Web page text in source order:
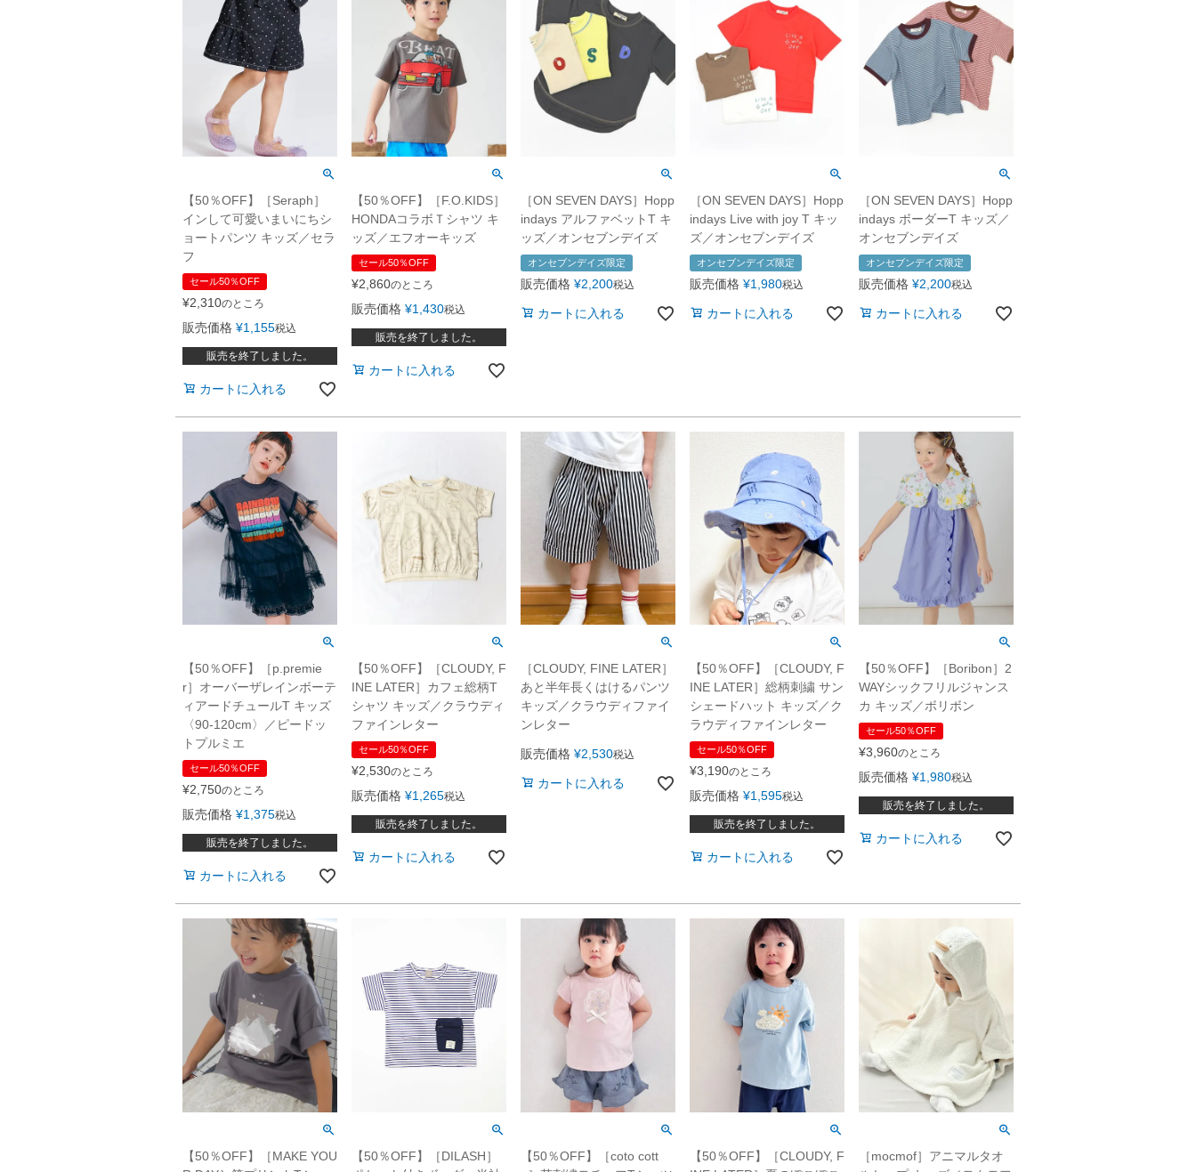
【50％OFF】［Seraph］
インして可愛いまいにちシ
ョートパンツ キッズ／セラ
フ
セール50％OFF
¥2,310のところ
販売価格 ¥1,155税込
販売を終了しました。
カートに入れる
【50％OFF】［F.O.KIDS］
HONDAコラボＴシャツ キ
ッズ／エフオーキッズ
セール50％OFF
¥2,860のところ
販売価格 ¥1,430税込
販売を終了しました。
カートに入れる
［ON SEVEN DAYS］Hopp
indays アルファベットT キ
ッズ／オンセブンデイズ
オンセブンデイズ限定
販売価格 ¥2,200税込
カートに入れる
［ON SEVEN DAYS］Hopp
indays Live with joy T キッ
ズ／オンセブンデイズ
オンセブンデイズ限定
販売価格 ¥1,980税込
カートに入れる
［ON SEVEN DAYS］Hopp
indays ボーダーT キッズ／
オンセブンデイズ
オンセブンデイズ限定
販売価格 ¥2,200税込
カートに入れる
【50％OFF】［p.premie
r］オーバーザレインボーテ
ィアードチュールT キッズ
〈90-120cm〉／ピードッ
トプルミエ
セール50％OFF
¥2,750のところ
販売価格 ¥1,375税込
販売を終了しました。
カートに入れる
【50％OFF】［CLOUDY, F
INE LATER］カフェ総柄T
シャツ キッズ／クラウディ
ファインレター
セール50％OFF
¥2,530のところ
販売価格 ¥1,265税込
販売を終了しました。
カートに入れる
［CLOUDY, FINE LATER］
あと半年長くはけるパンツ
キッズ／クラウディファイ
ンレター
販売価格 ¥2,530税込
カートに入れる
【50％OFF】［CLOUDY, F
INE LATER］総柄刺繍 サン
シェードハット キッズ／ク
ラウディファインレター
セール50％OFF
¥3,190のところ
販売価格 ¥1,595税込
販売を終了しました。
カートに入れる
【50％OFF】［Boribon］2
WAYシックフリルジャンス
カ キッズ／ボリボン
セール50％OFF
¥3,960のところ
販売価格 ¥1,980税込
販売を終了しました。
カートに入れる
【50％OFF】［MAKE YOU
【50％OFF】［DILASH］
【50％OFF】［coto cott
【50％OFF】［CLOUDY, F
［mocmof］アニマルタオ